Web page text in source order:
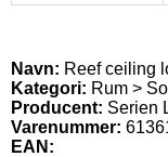
Navn: Reef ceiling
Kategori: Rum >
Producent: Serien
Varenummer:
EAN: